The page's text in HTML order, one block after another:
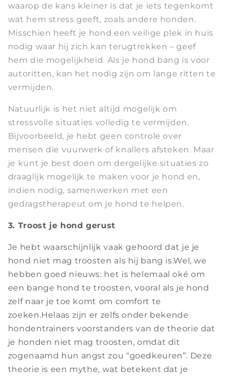
waarop de kans kleiner is dat je iets tegenkomt
wat hem stress geeft, zoals andere honden.
Misschien heeft je hond een veilige plek in huis
nodig waar hij zich kan terugtrekken – geef
hem die mogelijkheid. Als je hond bang is voor
autoritten, kan het nodig zijn om lange ritten te
vermijden.
Natuurlijk is het niet altijd mogelijk om
stressvolle situaties volledig te vermijden.
Bijvoorbeeld, je hebt geen controle over
mensen die vuurwerk of knallers afsteken. Maar
je kunt je best doen om dergelijke situaties zo
draaglijk mogelijk te maken voor je hond en,
indien nodig, samenwerken met een
gedragstherapeut om je hond te helpen.
3. Troost je hond gerust
Je hebt waarschijnlijk vaak gehoord dat je je
hond niet mag troosten als hij bang is.Wel, we
hebben goed nieuws: het is helemaal oké om
een bange hond te troosten, vooral als je hond
zelf naar je toe komt om comfort te
zoeken.Helaas zijn er zelfs onder bekende
hondentrainers voorstanders van de theorie dat
je honden niet mag troosten, omdat dit
zogenaamd hun angst zou “goedkeuren”. Deze
theorie is een mythe, wat betekent dat je